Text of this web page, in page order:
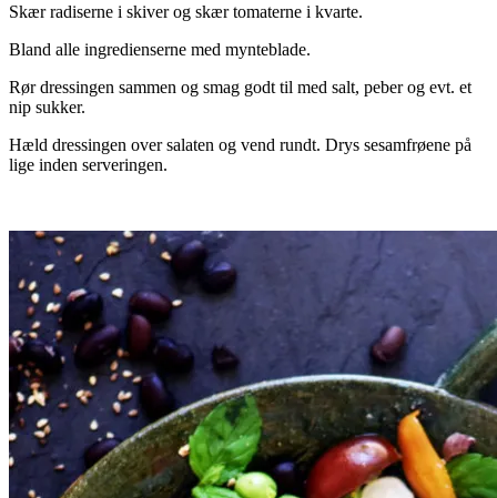
Skær radiserne i skiver og skær tomaterne i kvarte.
Bland alle ingredienserne med mynteblade.
Rør dressingen sammen og smag godt til med salt, peber og evt. et
nip sukker.
Hæld dressingen over salaten og vend rundt. Drys sesamfrøene på
lige inden serveringen.